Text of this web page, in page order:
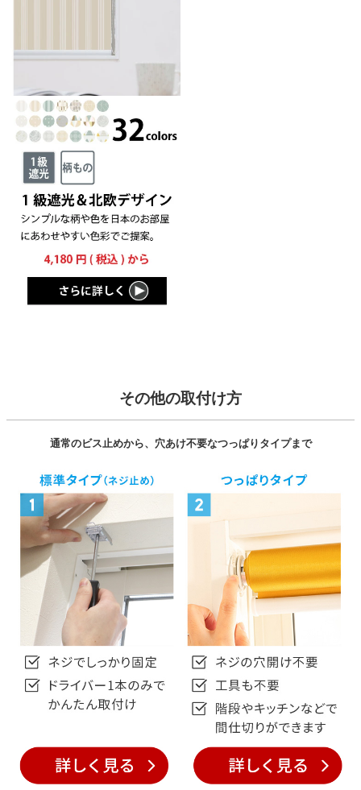
その他の取付け方
通常のビス止めから、穴あけ不要なつっぱりタイプまで